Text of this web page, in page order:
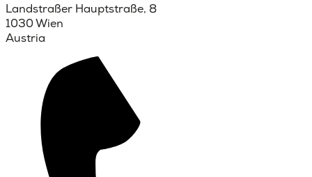
Landstraßer Hauptstraße, 8
1030 Wien
Austria